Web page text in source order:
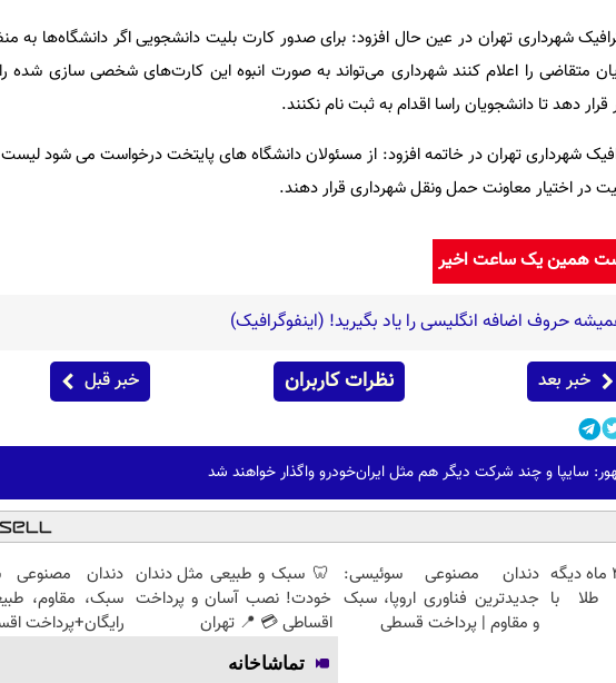
شهرداری تهران در عین حال افزود: برای صدور کارت بلیت دانشجویی اگر دانشگاه‌ها به
متقاضی را اعلام کنند شهرداری می‌تواند به صورت انبوه این کارت‌های شخصی سازی شده
قرار دهد تا دانشجویان راسا اقدام به ثبت نام نکنند.
شهرداری تهران در خاتمه افزود: از مسئولان دانشگاه های پایتخت درخواست می شود
در اختیار معاونت حمل ونقل شهرداری قرار دهند.
پست همین یک ساعت اخیر
حروف اضافه انگلیسی را یاد بگیرید! (اینفوگرافیک)
خبر بعد نظرات کاربران خبر قبل
سایپا و چند شرکت دیگر هم مثل ایران‌خودرو واگذار خواهند شد
الان طلا بخر پولشو 4 ماه دیگه
طلا با
دندان مصنوعی سوئیسی:
جدیدترین فناوری اروپا، سبک
و مقاوم | پرداخت قسطی
🦷 سبک و طبیعی مثل دندان
خودت! نصب آسان و پرداخت
اقساطی 💳 📍 تهران
دندان
سبک، مقاوم،
رایگان+پرداخت
تماشاخانه